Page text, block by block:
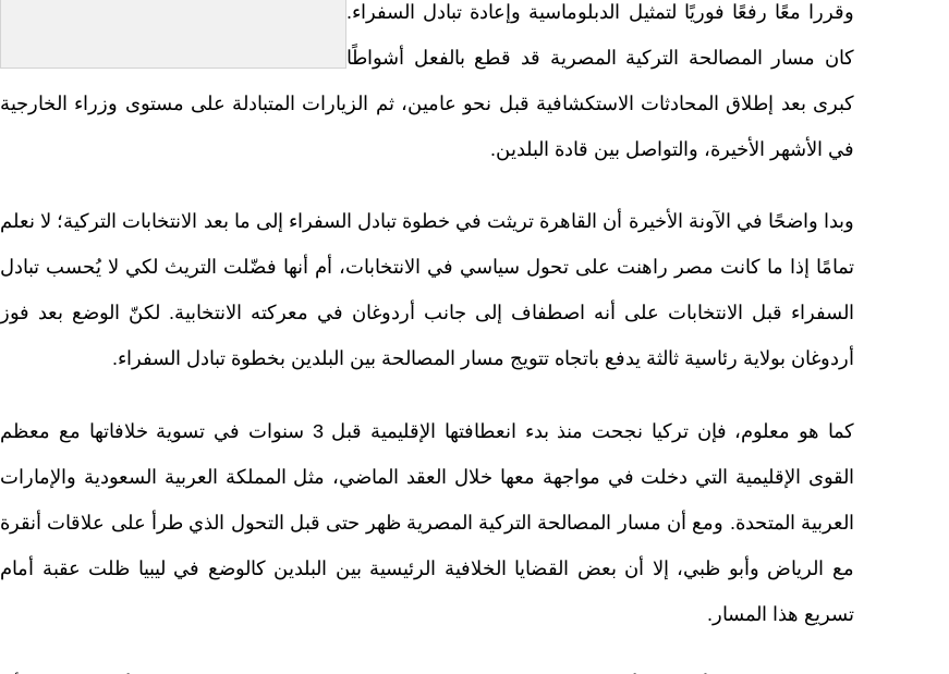
وقررا معًا رفعًا فوريًا لتمثيل الدبلوماسية وإعادة تبادل السفراء.
كان مسار المصالحة التركية المصرية قد قطع بالفعل أشواطًا
كبرى بعد إطلاق المحادثات الاستكشافية قبل نحو عامين، ثم الزيارات المتبادلة على مستوى وزراء الخارجية
في الأشهر الأخيرة، والتواصل بين قادة البلدين.
وبدا واضحًا في الآونة الأخيرة أن القاهرة تريثت في خطوة تبادل السفراء إلى ما بعد الانتخابات التركية؛ لا نعلم
تمامًا إذا ما كانت مصر راهنت على تحول سياسي في الانتخابات، أم أنها فضّلت التريث لكي لا يُحسب تبادل
السفراء قبل الانتخابات على أنه اصطفاف إلى جانب أردوغان في معركته الانتخابية. لكنّ الوضع بعد فوز
أردوغان بولاية رئاسية ثالثة يدفع باتجاه تتويج مسار المصالحة بين البلدين بخطوة تبادل السفراء.
كما هو معلوم، فإن تركيا نجحت منذ بدء انعطافتها الإقليمية قبل 3 سنوات في تسوية خلافاتها مع معظم
القوى الإقليمية التي دخلت في مواجهة معها خلال العقد الماضي، مثل المملكة العربية السعودية والإمارات
العربية المتحدة. ومع أن مسار المصالحة التركية المصرية ظهر حتى قبل التحول الذي طرأ على علاقات أنقرة
مع الرياض وأبو ظبي، إلا أن بعض القضايا الخلافية الرئيسية بين البلدين كالوضع في ليبيا ظلت عقبة أمام
تسريع هذا المسار.